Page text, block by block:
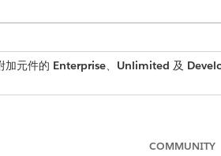
加元件的 Enterprise、 Unlimited 及
COMMUNITY